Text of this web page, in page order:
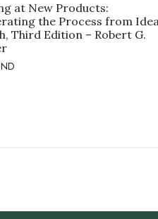
at New Products:
the Process from
Third Edition – Robert G.